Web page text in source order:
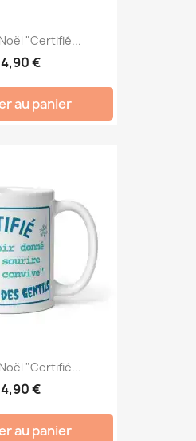
"Certifié...
€
au panier
"Certifié...
€
au panier